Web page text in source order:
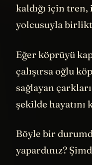
Eğer koşup
kaldığı için
Eğer köprüyü
çalışırsa oğlu
sağlayan
Böyle bir